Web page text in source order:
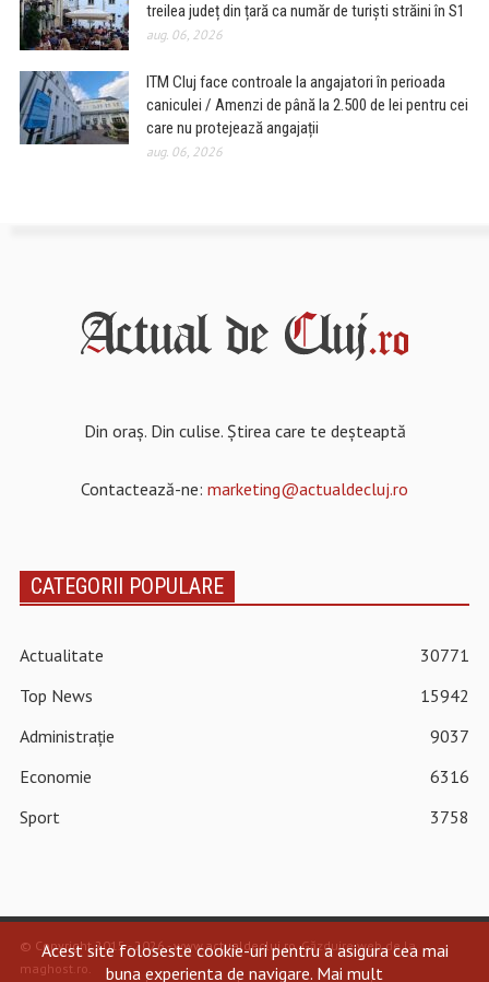
treilea județ din țară ca număr de turiști străini în S1
aug. 06, 2026
ITM Cluj face controale la angajatori în perioada
caniculei / Amenzi de până la 2.500 de lei pentru cei
care nu protejează angajații
aug. 06, 2026
Din oraș. Din culise. Știrea care te deșteaptă
Contactează-ne: marketing@actualdecluj.ro
CATEGORII POPULARE
Actualitate
30771
Top News
15942
Administrație
9037
Economie
6316
Sport
3758
© Copyright 2015 - 2026 - www.actualdecluj.ro.Găzduire web de la
maghost.ro.
Acest site foloseste cookie-uri pentru a asigura cea mai
buna experienta de navigare. Mai mult